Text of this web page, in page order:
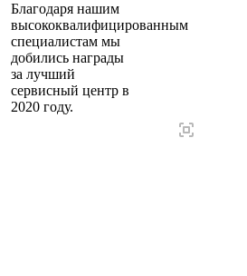
Благодаря нашим
высококвалифицированным
специалистам мы
добились награды
за лучший
сервисный центр в
2020 году.